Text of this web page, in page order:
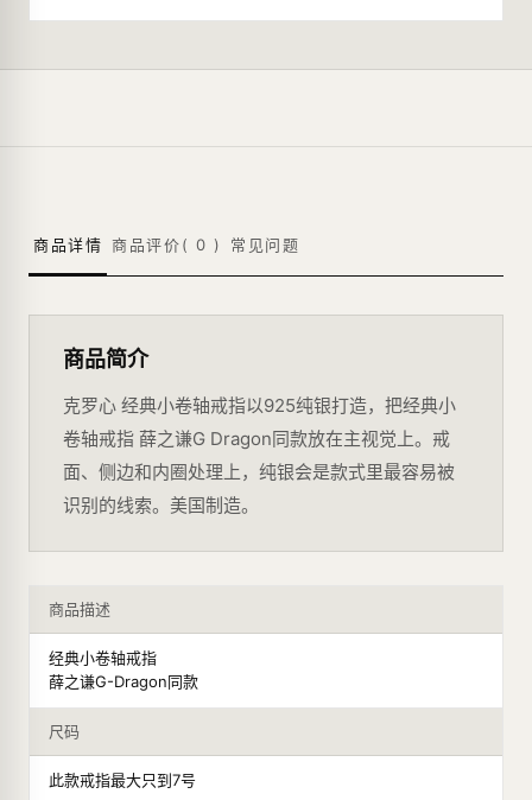
商品详情 商品评价( 0 ) 常见问题
商品简介
克罗心 经典小卷轴戒指以925纯银打造，把经典小
卷轴戒指 薛之谦G Dragon同款放在主视觉上。戒
面、侧边和内圈处理上，纯银会是款式里最容易被
识别的线索。美国制造。
商品描述
经典小卷轴戒指
薛之谦G-Dragon同款
尺码
此款戒指最大只到7号